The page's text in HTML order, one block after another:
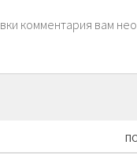
комментария вам